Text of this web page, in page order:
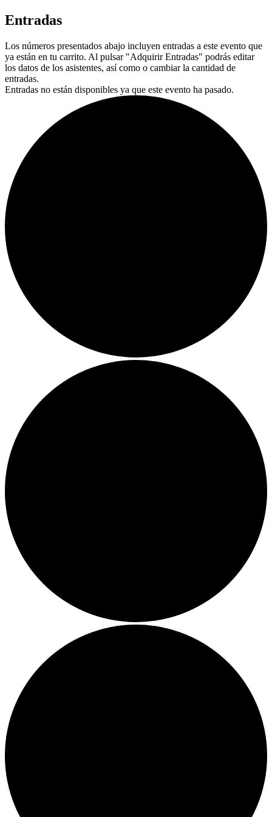
Entradas
Los números presentados abajo incluyen entradas a este evento que
ya están en tu carrito. Al pulsar "Adquirir Entradas" podrás editar
los datos de los asistentes, así como o cambiar la cantidad de
entradas.
Entradas no están disponibles ya que este evento ha pasado.